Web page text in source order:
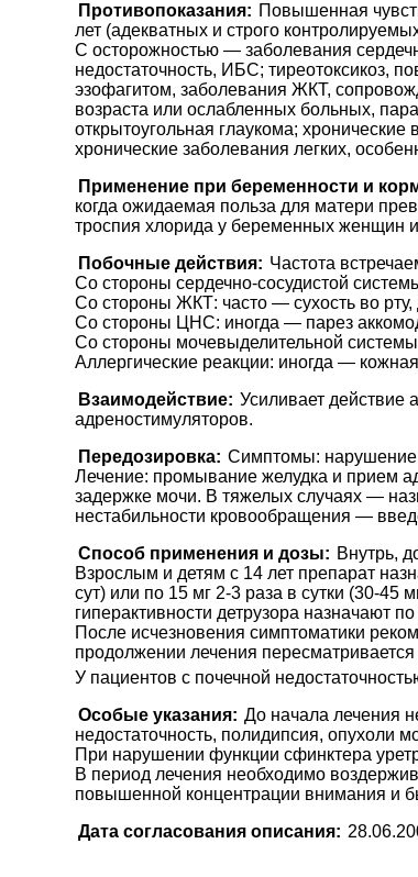
Противопоказания: Повышенная
лет (адекватных и строго
С осторожностью — заболевания
недостаточность, ИБС; тиреотоксикоз,
эзофагитом, заболевания ЖКТ,
возраста или ослабленных больных,
открытоугольная глаукома;
хронические заболевания легких,
Применение при беременности и
когда ожидаемая польза для матери
троспия хлорида у беременных женщин
Побочные действия: Частота
Со стороны сердечно-сосудистой
Со стороны ЖКТ: часто — сухость во рту,
Со стороны ЦНС: иногда — парез
Со стороны мочевыделительной
Аллергические реакции: иногда —
Взаимодействие: Усиливает действие
адреностимуляторов.
Передозировка: Симптомы: нарушение
Лечение: промывание желудка и прием
задержке мочи. В тяжелых случаях —
нестабильности кровообращения —
Способ применения и дозы: Внутрь,
Взрослым и детям с 14 лет препарат
сут) или по 15 мг 2-3 раза в сутки (30-45
гиперактивности детрузора назначают
После исчезновения симптоматики
продолжении лечения
У пациентов с почечной
Особые указания: До начала лечения
недостаточность, полидипсия, опухоли
При нарушении функции сфинктера
В период лечения необходимо
повышенной концентрации внимания и
Дата согласования описания: